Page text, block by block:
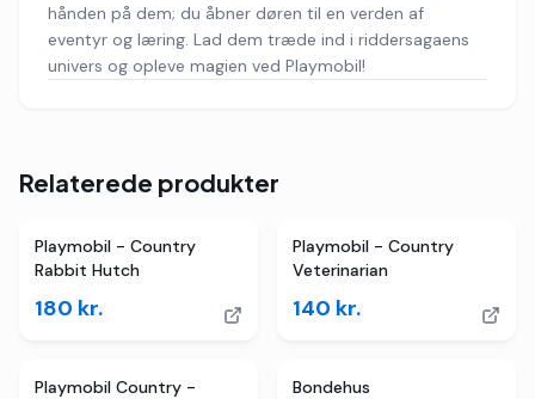
hånden på dem; du åbner døren til en verden af
eventyr og læring. Lad dem træde ind i riddersagaens
univers og opleve magien ved Playmobil!
Relaterede produkter
Playmobil - Country
Rabbit Hutch
180 kr.
Playmobil - Country
Veterinarian
140 kr.
Playmobil Country -
Bondehus